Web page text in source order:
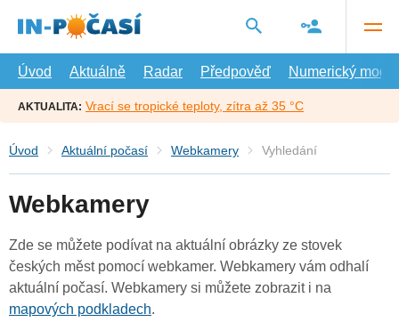
hlavní
Úvod
Aktuálně Radar Předpověď Numerický model
AKTUALITA: Vrací se tropické teploty, zítra až 35 °C
Úvod Aktuální počasí Webkamery Vyhledání
Webkamery
Zde se můžete podívat na aktuální obrázky ze stovek
českých měst pomocí webkamer. Webkamery vám odhalí
aktuální počasí. Webkamery si můžete zobrazit i na
mapových podkladech.